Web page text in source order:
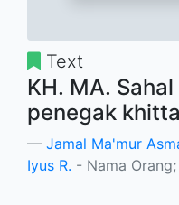
Text
KH. MA.
penegak
Jamal Ma'mur
Iyus R. - Nama Orang;